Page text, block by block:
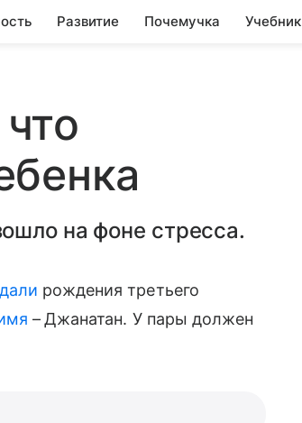
Развитие Почемучка Учебник
на фоне стресса.
рождения третьего
–Джанатан. У пары должен